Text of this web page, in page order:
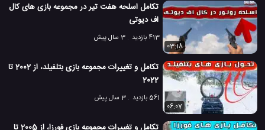
تکامل اسلحه هفت تیر در مجموعه بازی های کال
اف دیوتی
413 بازدید
3 سال پیش
03:18
تکامل و تغییرات مجموعه بازی بتلفیلد، از 2002 تا
2022
561 بازدید
3 سال پیش
06:07